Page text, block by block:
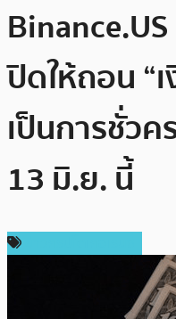
ปิดให้ถอน “
เป็นการชั่วค
13 มิ.ย. นี้